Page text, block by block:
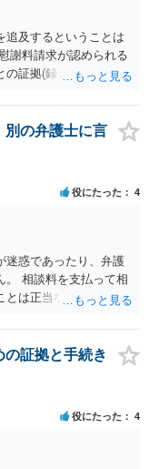
追及するということは
謝料請求が認められる
の証拠(録音等)が必要と
別の弁護士に言
役にたった 4
迷惑であったり、弁護
。 相談料を支払って相
とは正当な行為です。
・実務的にハードルが
応をためらう弁護士が
に怒鳴ったり感情的
、複数の弁護士に相談
考え方を見極めるた
本件は「法的に可能
状況と拝察します。
断ができるよう、冷
証拠と手続き
役にたった 4